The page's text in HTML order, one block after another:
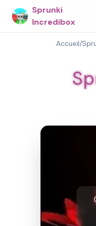
Sprunki
Incredibox
Accueil/